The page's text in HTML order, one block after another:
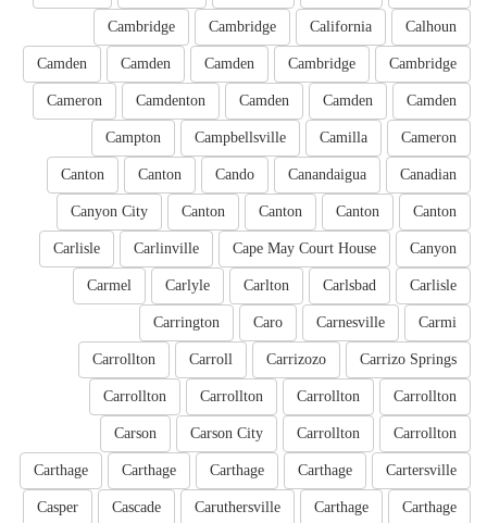
Calhoun
California
Cambridge
Cambridge
Cambridge
Cambridge
Camden
Camden
Camden
Camden
Camden
Camden
Camdenton
Cameron
Cameron
Camilla
Campbellsville
Campton
Canadian
Canandaigua
Cando
Canton
Canton
Canton
Canton
Canton
Canton
Canyon City
Canyon
Cape May Court House
Carlinville
Carlisle
Carlisle
Carlsbad
Carlton
Carlyle
Carmel
Carmi
Carnesville
Caro
Carrington
Carrizo Springs
Carrizozo
Carroll
Carrollton
Carrollton
Carrollton
Carrollton
Carrollton
Carrollton
Carrollton
Carson City
Carson
Cartersville
Carthage
Carthage
Carthage
Carthage
Carthage
Carthage
Caruthersville
Cascade
Casper